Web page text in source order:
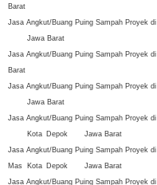
Barat
Jasa Angkut/Buang Puing Sampah Proyek di
Jawa Barat
Jasa Angkut/Buang Puing Sampah Proyek di
Barat
Jasa Angkut/Buang Puing Sampah Proyek di
Jawa Barat
Jasa Angkut/Buang Puing Sampah Proyek di
Kota Depok
Jawa Barat
Jasa Angkut/Buang Puing Sampah Proyek di
Mas
Kota Depok
Jawa Barat
Jasa Angkut/Buang Puing Sampah Proyek di